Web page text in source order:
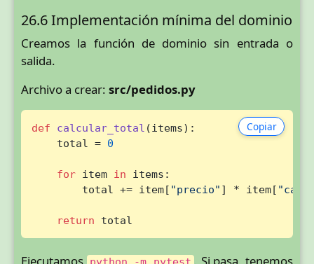
26.6 Implementación mínima del dominio
Creamos la función de dominio sin entrada o
salida.
Archivo a crear: src/pedidos.py
Copiar
def calcular_total (items):
    total =
0
for item in items:
        total += item[
"precio" ] * item[
return total